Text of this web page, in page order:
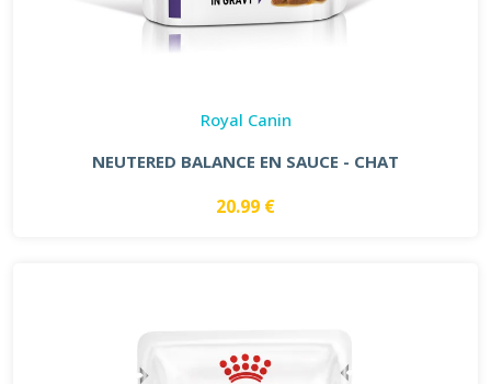
Royal Canin
NEUTERED BALANCE EN SAUCE - CHAT
20.99 €